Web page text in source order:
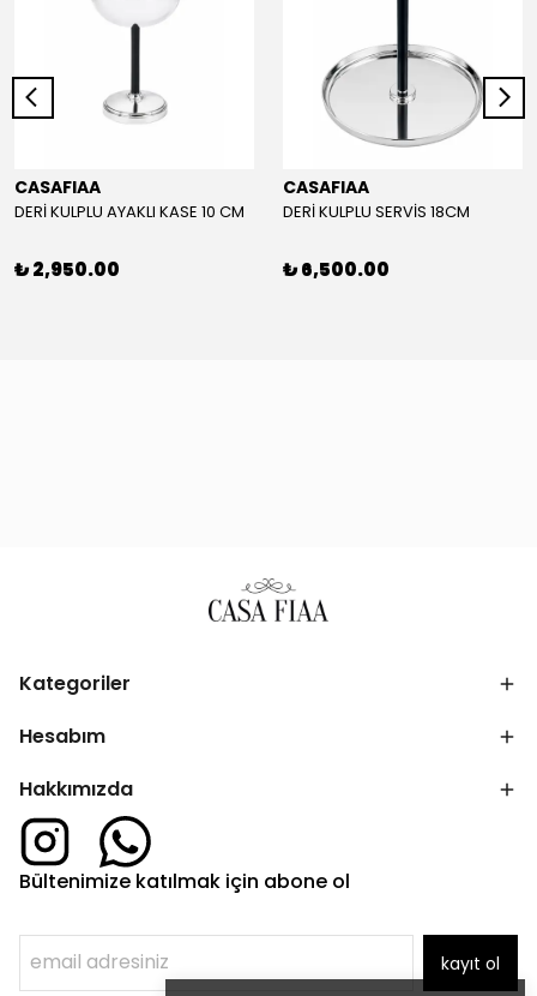
CASAFIAA
DERİ KULPLU AYAKLI KASE 10 CM
₺ 2,950.00
CASAFIAA
DERİ KULPLU SERVİS 18CM
₺ 6,500.00
Kategoriler
Hesabım
Hakkımızda
Bültenimize katılmak için abone ol
kayıt ol